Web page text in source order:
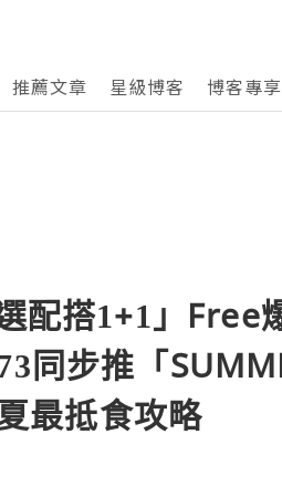
推薦文章 星級博客 博客專享
配搭1+1」Free
同步推「
最抵食攻略